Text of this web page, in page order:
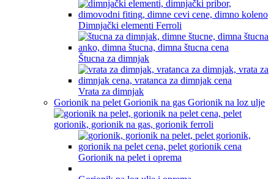
Dimnjački elementi Ferroli
Štucna za dimnjak
Vrata za dimnjak
Gorionik na pelet Gorionik na gas Gorionik na loz ulje
Gorionik na pelet i oprema